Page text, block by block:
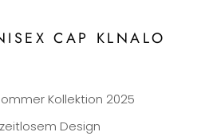
CAP KLNALO
Kollektion 2025
Design